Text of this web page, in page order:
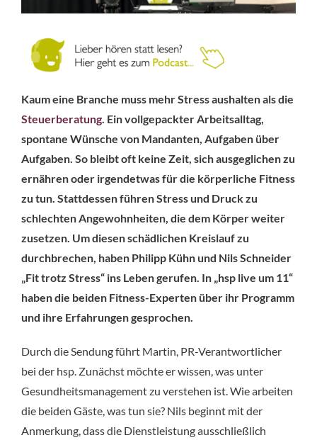
Kaum eine Branche muss mehr Stress aushalten als die
Steuerberatung. Ein vollgepackter Arbeitsalltag,
spontane Wünsche von Mandanten, Aufgaben über
Aufgaben. So bleibt oft keine Zeit, sich ausgeglichen zu
ernähren oder irgendetwas für die körperliche Fitness
zu tun. Stattdessen führen Stress und Druck zu
schlechten Angewohnheiten, die dem Körper weiter
zusetzen. Um diesen schädlichen Kreislauf zu
durchbrechen, haben Philipp Kühn und Nils Schneider
„Fit trotz Stress“ ins Leben gerufen. In „hsp live um 11“
haben die beiden Fitness-Experten über ihr Programm
und ihre Erfahrungen gesprochen.
Durch die Sendung führt Martin, PR-Verantwortlicher
bei der hsp. Zunächst möchte er wissen, was unter
Gesundheitsmanagement zu verstehen ist. Wie arbeiten
die beiden Gäste, was tun sie? Nils beginnt mit der
Anmerkung, dass die Dienstleistung ausschließlich